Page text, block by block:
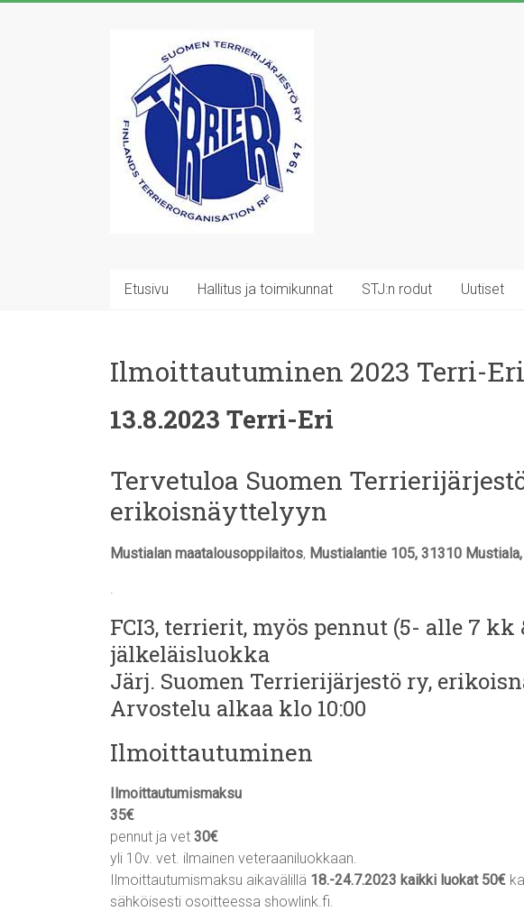
Suomen
Terrierijärjestö
ry
23
terrierirodun
rotujärjestö
Etusivu Hallitus ja toimikunnat STJ:n rodut Uutiset
Ilmoittautuminen 2023 Terri-Eri
13.8.2023 Terri-Eri
Tervetuloa Suomen
erikoisnäyttelyyn
Mustialan maatalousoppilaitos, Mustialantie 105, 31310 Mustiala,
.
FCI3, terrierit, myös pennut (5- alle 7 kk
jälkeläisluokka
Järj. Suomen Terrierijärjestö ry,
Arvostelu alkaa klo 10:00
Ilmoittautuminen
Ilmoittautumismaksu
35€
pennut ja vet 30€
yli 10v. vet. ilmainen veteraaniluokkaan.
Ilmoittautumismaksu aikavälillä 18.-24.7.2023 kaikki luokat 50€
sähköisesti osoitteessa showlink.fi.